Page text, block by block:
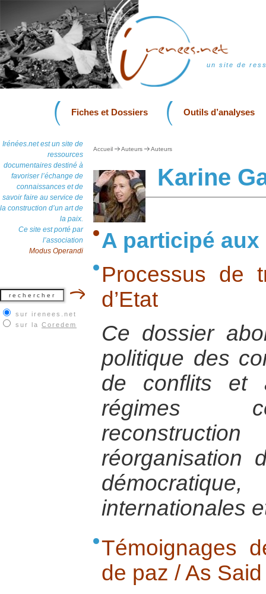
un site de
Fiches et Dossiers Outils d’analyses
Irénées.net est un site de
ressources
documentaires destiné à
favoriser l’échange de
connaissances et de
savoir faire au service de
la construction d’un art de
la paix.
Ce site est porté par
l’association
Modus Operandi
sur irenees.net
sur la Coredem
Accueil Auteurs Auteurs
Karine
A participé
Processus de
d’Etat
Ce dossier
politique des
de conflits et
régimes
réorganisation
internationales
Témoignages
de paz / As